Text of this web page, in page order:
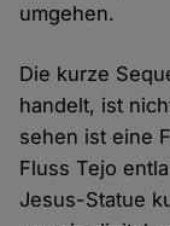
umgehen.
Die kurze
handelt, ist
sehen ist eine
Fluss Tejo
Jesus-Statue